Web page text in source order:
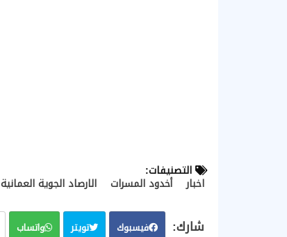
التصنيفات:
اخبار أخدود المسرات الارصاد الجوية العمانية
فيسبوك تويتر واتساب